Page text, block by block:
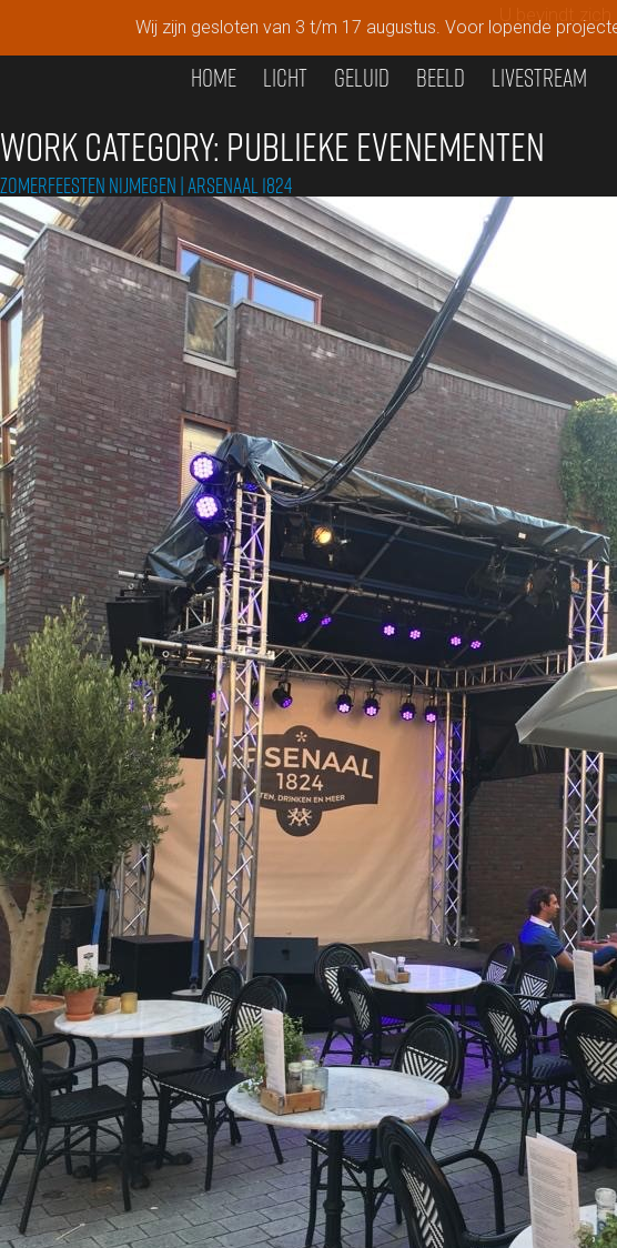
Home Licht GELUID Beeld LIVESTREAM
U bevindt zich
WORK CATEGORY: PUBLIEKE EVENEMENTEN
Zomerfeesten Nijmegen | Arsenaal 1824
Wij zijn gesloten van 3 t/m 17 augustus. Voor lopende